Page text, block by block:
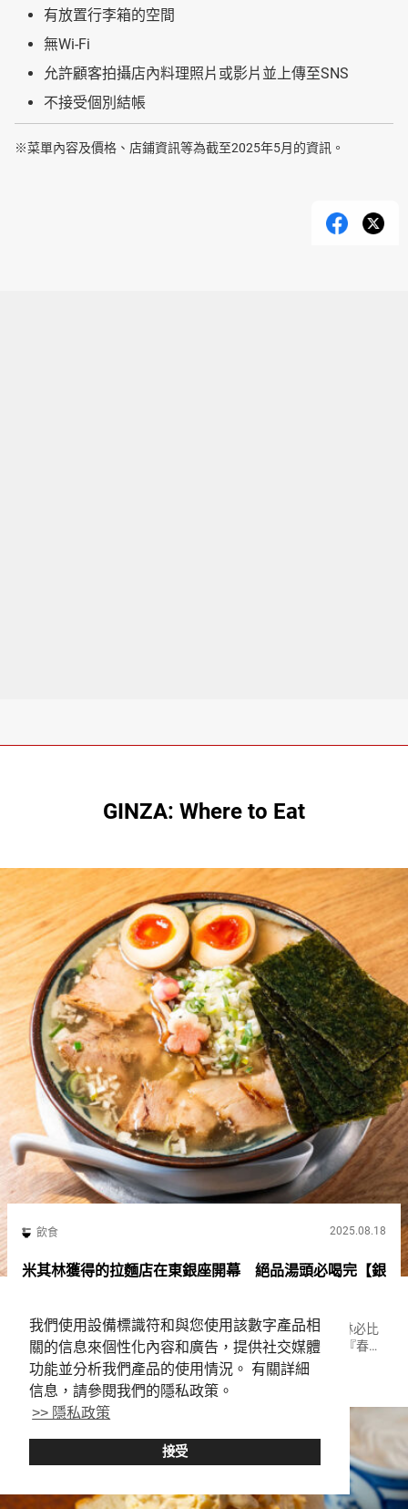
我們使用設備標識符和與您使用該數字產品相
關的信息來個性化內容和廣告，提供社交媒體
功能並分析我們產品的使用情況。 有關詳細
信息，請參閱我們的隱私政策。
>> 隱私政策
接受
有放置行李箱的空間
無Wi-Fi
允許顧客拍攝店內料理照片或影片並上傳至SNS
不接受個別結帳
※菜單內容及價格、店鋪資訊等為截至2025年5月的資訊。
GINZA: Where to Eat
飲食 2025.08.18
米其林獲得的拉麵店在東銀座開幕 絕品湯頭必喝完【銀
自２０２１年開業後，從２０２３年起連續３年獲得米其林必比
登推介。 在開幕僅僅數年內便成就偉業的店，就是拉麵店『春醬
拉麵（Haru-chan Ramen）』。 誕生於新橋的『春醬拉麵
（Haru-chan Ramen）』，於２０２４年７月開設了...
GINZA Ramen